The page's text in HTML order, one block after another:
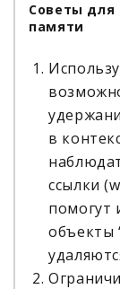
Советы для
памяти
в
ссылки
помогут
объекты